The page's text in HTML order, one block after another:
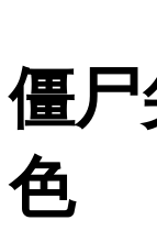
僵
色